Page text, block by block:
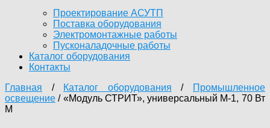
Проектирование АСУТП
Поставка оборудования
Электромонтажные работы
Пусконаладочные работы
Каталог оборудования
Контакты
Главная / Каталог оборудования /
Промышленное
освещение / «Модуль СТРИТ», универсальный М-1, 70 Вт
М